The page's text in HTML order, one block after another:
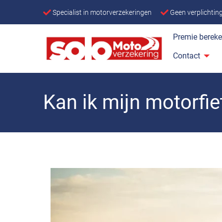
Specialist in motorverzekeringen Geen
Premie
Contact
Kan ik mijn